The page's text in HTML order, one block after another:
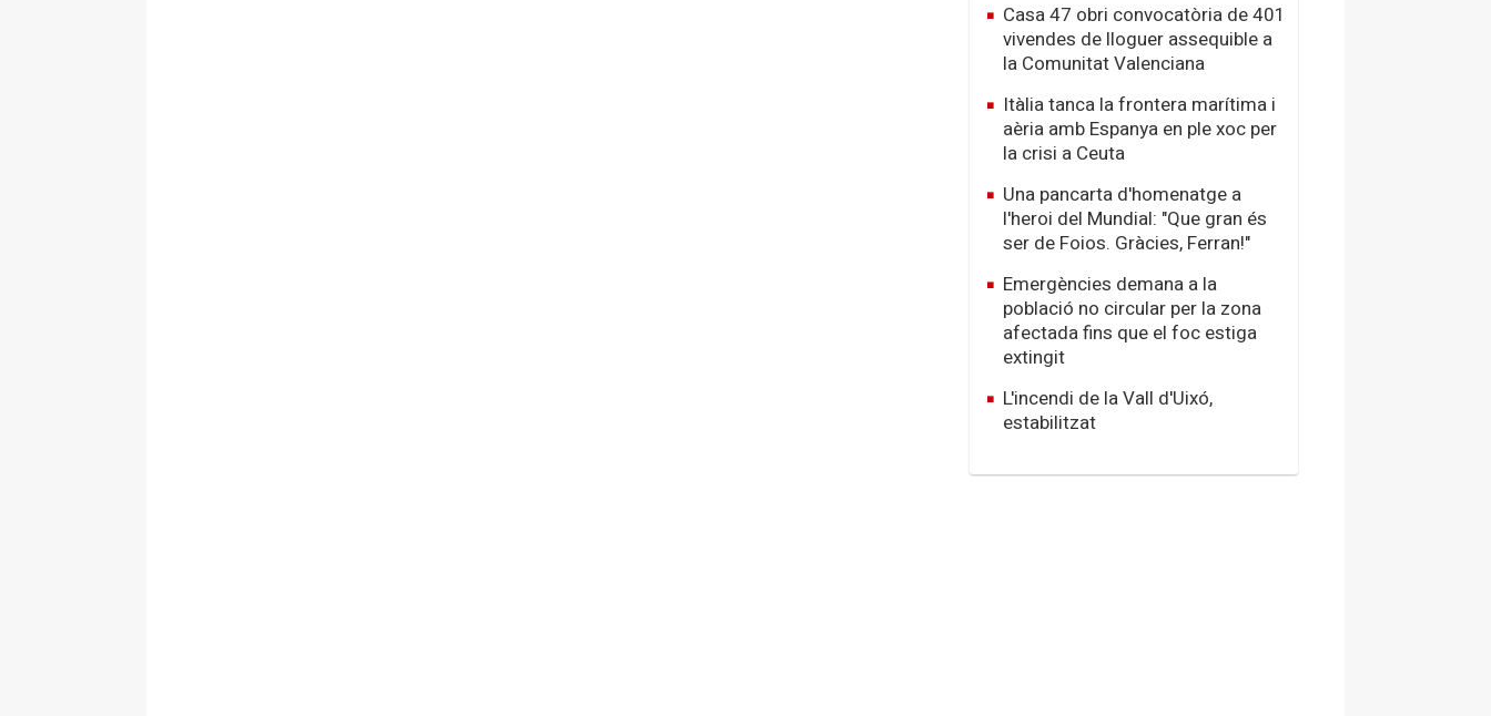
Casa 47 obri convocatòria de 401
vivendes de lloguer assequible a
la Comunitat Valenciana
Itàlia tanca la frontera marítima i
aèria amb Espanya en ple xoc per
la crisi a Ceuta
Una pancarta d'homenatge a
l'heroi del Mundial: "Que gran és
ser de Foios. Gràcies, Ferran!"
Emergències demana a la
població no circular per la zona
afectada fins que el foc estiga
extingit
L'incendi de la Vall d'Uixó,
estabilitzat